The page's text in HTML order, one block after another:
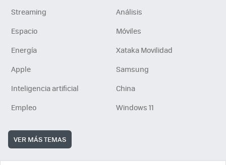
Streaming
Análisis
Espacio
Móviles
Energía
Xataka Movilidad
Apple
Samsung
Inteligencia artificial
China
Empleo
Windows 11
VER MÁS TEMAS